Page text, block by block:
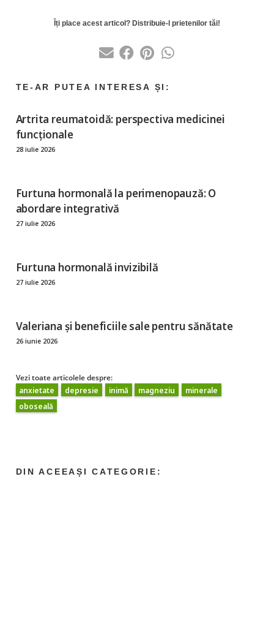
Artrita reumatoidă: perspectiva medicinei
funcționale
28 iulie 2026
Furtuna hormonală la perimenopauză: O
abordare integrativă
27 iulie 2026
Furtuna hormonală invizibilă
27 iulie 2026
Valeriana și beneficiile sale pentru sănătate
26 iunie 2026
Vezi toate articolele despre:
anxietate
depresie inimă magneziu
minerale
oboseală